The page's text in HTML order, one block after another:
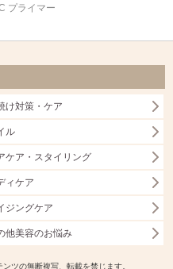
プライマー
け対策・ケア
ル
ケア・スタイリング
ィケア
ジングケア
他美容のお悩み
ツの無断複写、転載を禁じます。